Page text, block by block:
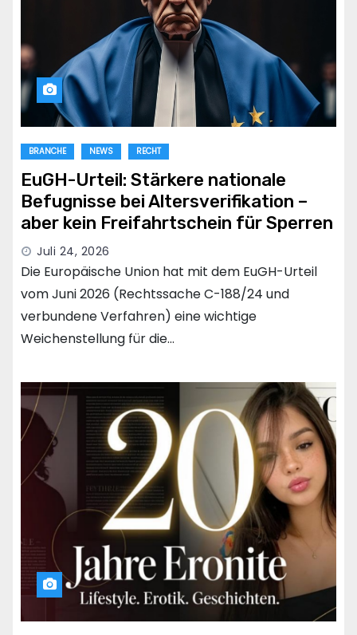
BRANCHE NEWS RECHT
EuGH-Urteil: Stärkere nationale
Befugnisse bei Altersverifikation –
aber kein Freifahrtschein für Sperren
Juli 24, 2026
Die Europäische Union hat mit dem EuGH-Urteil
vom Juni 2026 (Rechtssache C-188/24 und
verbundene Verfahren) eine wichtige
Weichenstellung für die…